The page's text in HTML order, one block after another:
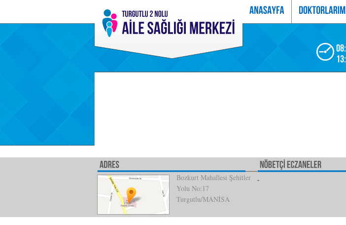
Bozkurt Mahallesi Şehitler
Yolu No:17
Turgutlu/MANİSA